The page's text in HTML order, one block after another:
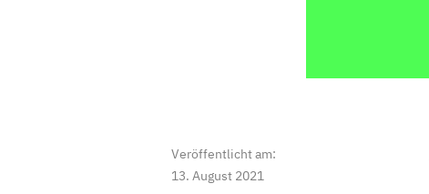
Veröffentlicht am:
13. August 2021